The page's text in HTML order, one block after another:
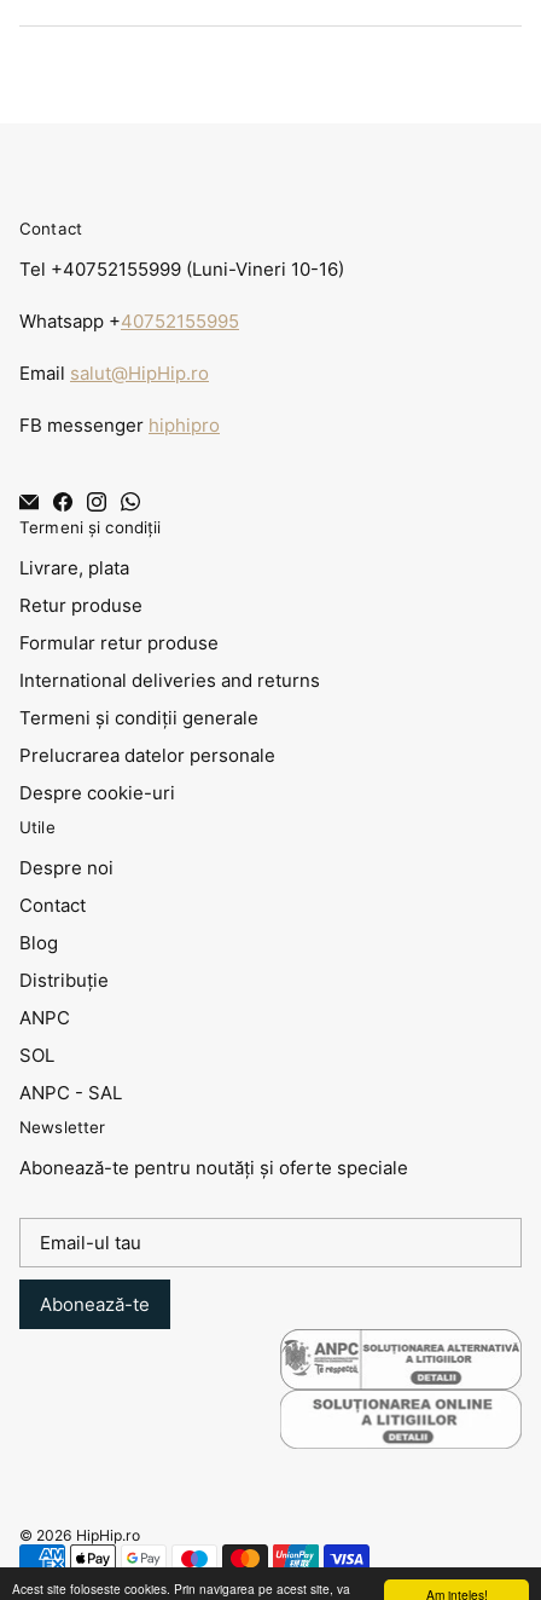
Am inteles!
Acest site foloseste cookies. Prin navigarea pe acest site, va
Contact
Tel +40752155999 (Luni-Vineri 10-16)
Whatsapp +40752155995
Email salut@HipHip.ro
FB messenger hiphipro
Termeni și condiții
Livrare, plata
Retur produse
Formular retur produse
International deliveries and returns
Termeni și condiții generale
Prelucrarea datelor personale
Despre cookie-uri
Utile
Despre noi
Contact
Blog
Distribuţie
ANPC
SOL
ANPC - SAL
Newsletter
Abonează-te pentru noutăți și oferte speciale
Abonează-te
© 2026 HipHip.ro